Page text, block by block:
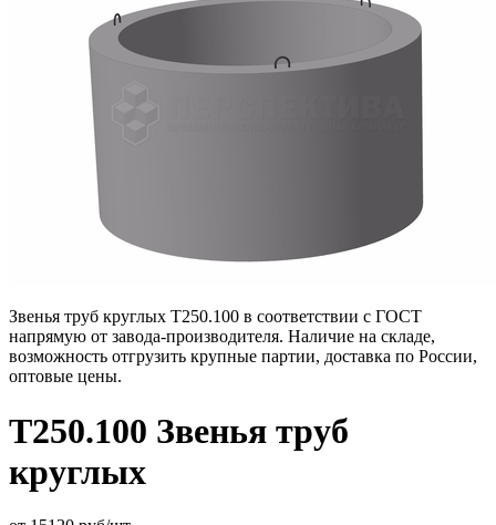
Звенья труб круглых Т250.100 в соответствии с ГОСТ
напрямую от завода-производителя. Наличие на складе,
возможность отгрузить крупные партии, доставка по России,
оптовые цены.
Т250.100 Звенья труб
круглых